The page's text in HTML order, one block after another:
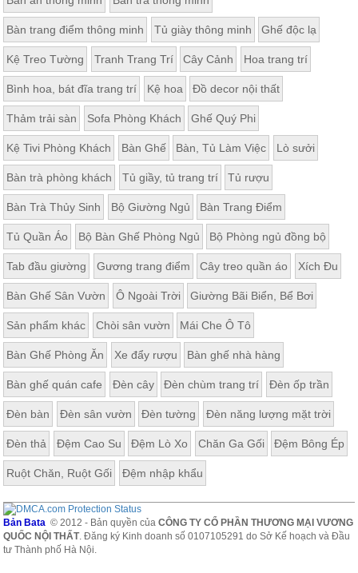
Bàn trang điểm thông minh Tủ giày thông minh Ghế độc lạ
Kệ Treo Tường Tranh Trang Trí Cây Cảnh Hoa trang trí
Bình hoa, bát đĩa trang trí Kệ hoa Đồ decor nội thất
Thảm trải sàn Sofa Phòng Khách Ghế Quý Phi
Kệ Tivi Phòng Khách Bàn Ghế Bàn, Tủ Làm Việc Lò sưởi
Bàn trà phòng khách Tủ giầy, tủ trang trí Tủ rượu
Bàn Trà Thủy Sinh Bộ Giường Ngủ Bàn Trang Điểm
Tủ Quần Áo Bộ Bàn Ghế Phòng Ngủ Bộ Phòng ngủ đồng bộ
Tab đầu giường Gương trang điểm Cây treo quần áo Xích Đu
Bàn Ghế Sân Vườn Ô Ngoài Trời Giường Bãi Biển, Bể Bơi
Sản phẩm khác Chòi sân vườn Mái Che Ô Tô
Bàn Ghế Phòng Ăn Xe đẩy rượu Bàn ghế nhà hàng
Bàn ghế quán cafe Đèn cây Đèn chùm trang trí Đèn ốp trần
Đèn bàn Đèn sân vườn Đèn tường Đèn năng lượng mặt trời
Đèn thả Đệm Cao Su Đệm Lò Xo Chăn Ga Gối Đệm Bông Ép
Ruột Chăn, Ruột Gối Đệm nhập khẩu
Bản Bata © 2012 - Bản quyền củaCÔNG TY CỔ PHẦN THƯƠNG MẠI VƯƠNG
QUỐC NỘI THẤT. Đăng ký Kinh doanh số 0107105291 do Sở Kế hoạch và Đầu
tư Thành phố Hà Nội.